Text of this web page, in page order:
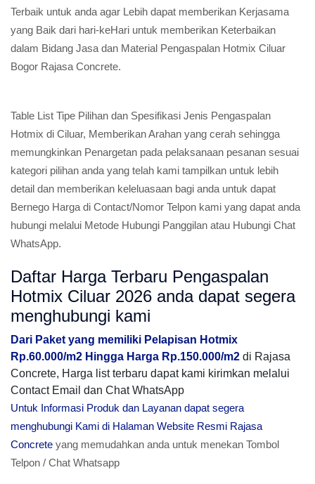
Terbaik untuk anda agar Lebih dapat memberikan Kerjasama
yang Baik dari hari-keHari untuk memberikan Keterbaikan
dalam Bidang Jasa dan Material Pengaspalan Hotmix Ciluar
Bogor Rajasa Concrete.
Table List Tipe Pilihan dan Spesifikasi Jenis Pengaspalan
Hotmix di Ciluar, Memberikan Arahan yang cerah sehingga
memungkinkan Penargetan pada pelaksanaan pesanan sesuai
kategori pilihan anda yang telah kami tampilkan untuk lebih
detail dan memberikan keleluasaan bagi anda untuk dapat
Bernego Harga di Contact/Nomor Telpon kami yang dapat anda
hubungi melalui Metode Hubungi Panggilan atau Hubungi Chat
WhatsApp.
Daftar Harga Terbaru Pengaspalan
Hotmix Ciluar 2026 anda dapat segera
menghubungi kami
Dari Paket yang memiliki Pelapisan Hotmix
Rp.60.000/m2 Hingga Harga Rp.150.000/m2 di Rajasa
Concrete, Harga list terbaru dapat kami kirimkan melalui
Contact Email dan Chat WhatsApp
Untuk Informasi Produk dan Layanan dapat segera
menghubungi Kami di Halaman Website Resmi Rajasa
Concrete yang memudahkan anda untuk menekan Tombol
Telpon / Chat Whatsapp